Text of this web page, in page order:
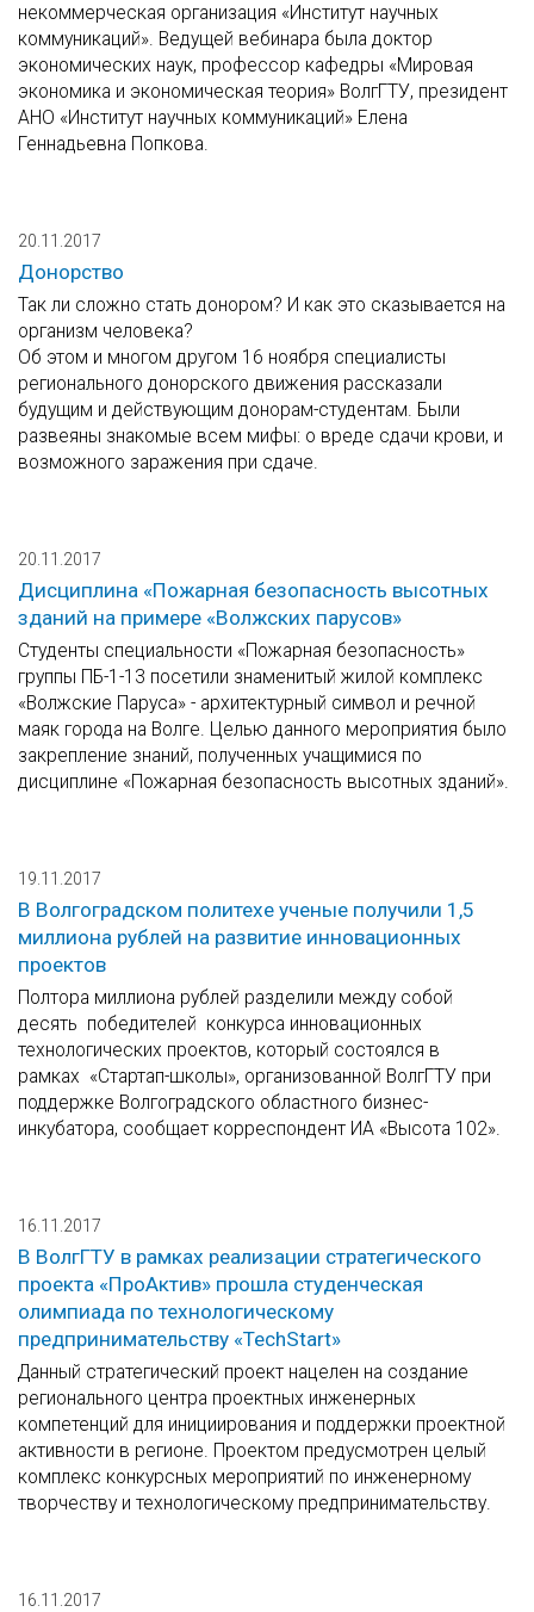
некоммерческая организация «Институт научных
коммуникаций». Ведущей вебинара была доктор
экономических наук, профессор кафедры «Мировая
экономика и экономическая теория» ВолгГТУ, президент
АНО «Институт научных коммуникаций» Елена
Геннадьевна Попкова.
20.11.2017
Донорство
Так ли сложно стать донором? И как это сказывается на
организм человека?
Об этом и многом другом 16 ноября специалисты
регионального донорского движения рассказали
будущим и действующим донорам-студентам. Были
развеяны знакомые всем мифы: о вреде сдачи крови, и
возможного заражения при сдаче.
20.11.2017
Дисциплина «Пожарная безопасность высотных
зданий на примере «Волжских парусов»
Студенты специальности «Пожарная безопасность»
группы ПБ-1-13 посетили знаменитый жилой комплекс
«Волжские Паруса» - архитектурный символ и речной
маяк города на Волге. Целью данного мероприятия было
закрепление знаний, полученных учащимися по
дисциплине «Пожарная безопасность высотных зданий».
19.11.2017
В Волгоградском политехе ученые получили 1,5
миллиона рублей на развитие инновационных
проектов
Полтора миллиона рублей разделили между собой
десять победителей конкурса инновационных
технологических проектов, который состоялся в
рамках «Стартап-школы», организованной ВолгГТУ при
поддержке Волгоградского областного бизнес-
инкубатора, сообщает корреспондент ИА «Высота 102».
16.11.2017
В ВолгГТУ в рамках реализации стратегического
проекта «ПроАктив» прошла студенческая
олимпиада по технологическому
предпринимательству «TechStart»
Данный стратегический проект нацелен на создание
регионального центра проектных инженерных
компетенций для инициирования и поддержки проектной
активности в регионе. Проектом предусмотрен целый
комплекс конкурсных мероприятий по инженерному
творчеству и технологическому предпринимательству.
16.11.2017